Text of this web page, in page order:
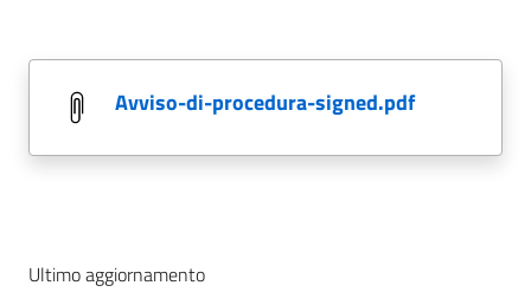
avviso-di-procedura-signed.pdf
Ultimo aggiornamento